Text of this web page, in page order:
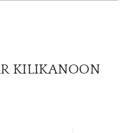
KILIKANOON